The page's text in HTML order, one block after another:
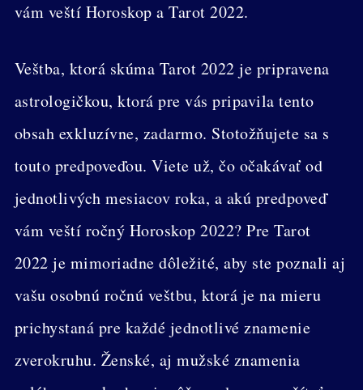
vám veští Horoskop a Tarot 2022.
Veštba, ktorá skúma Tarot 2022 je pripravena
astrologičkou, ktorá pre vás pripavila tento
obsah exkluzívne, zadarmo. Stotožňujete sa s
touto predpoveďou. Viete už, čo očakávať od
jednotlivých mesiacov roka, a akú predpoveď
vám veští ročný Horoskop 2022? Pre Tarot
2022 je mimoriadne dôležité, aby ste poznali aj
vašu osobnú ročnú veštbu, ktorá je na mieru
prichystaná pre každé jednotlivé znamenie
zverokruhu. Ženské, aj mužské znamenia